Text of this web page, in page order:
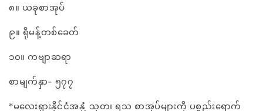
၈။ ယခုစာအုပ်
၉။ ရိုမန့်တစ်ခေတ်
၁၀။ ကဗျာဆရာ
စာမျက်နှာ- ၅၇၇
*မလေးရှားနိုင်ငံအနှံ့ သုတ၊ ရသ စာအုပ်များကို ပစ္စည်းရောက်